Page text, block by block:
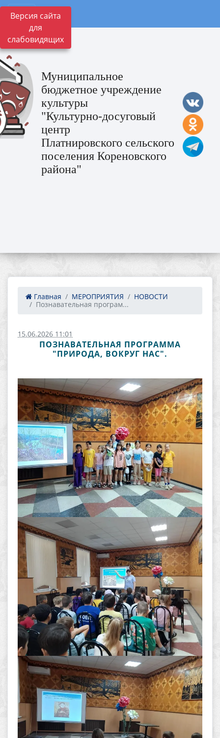
Версия сайта
для
слабовидящих
Муниципальное
бюджетное учреждение
культуры
"Культурно-досуговый
центр
Платнировского сельского
поселения Кореновского
района"
Главная МЕРОПРИЯТИЯ
НОВОСТИ
Познавательная програм...
15.06.2026 11:01
ПОЗНАВАТЕЛЬНАЯ ПРОГРАММА
"ПРИРОДА, ВОКРУГ НАС".